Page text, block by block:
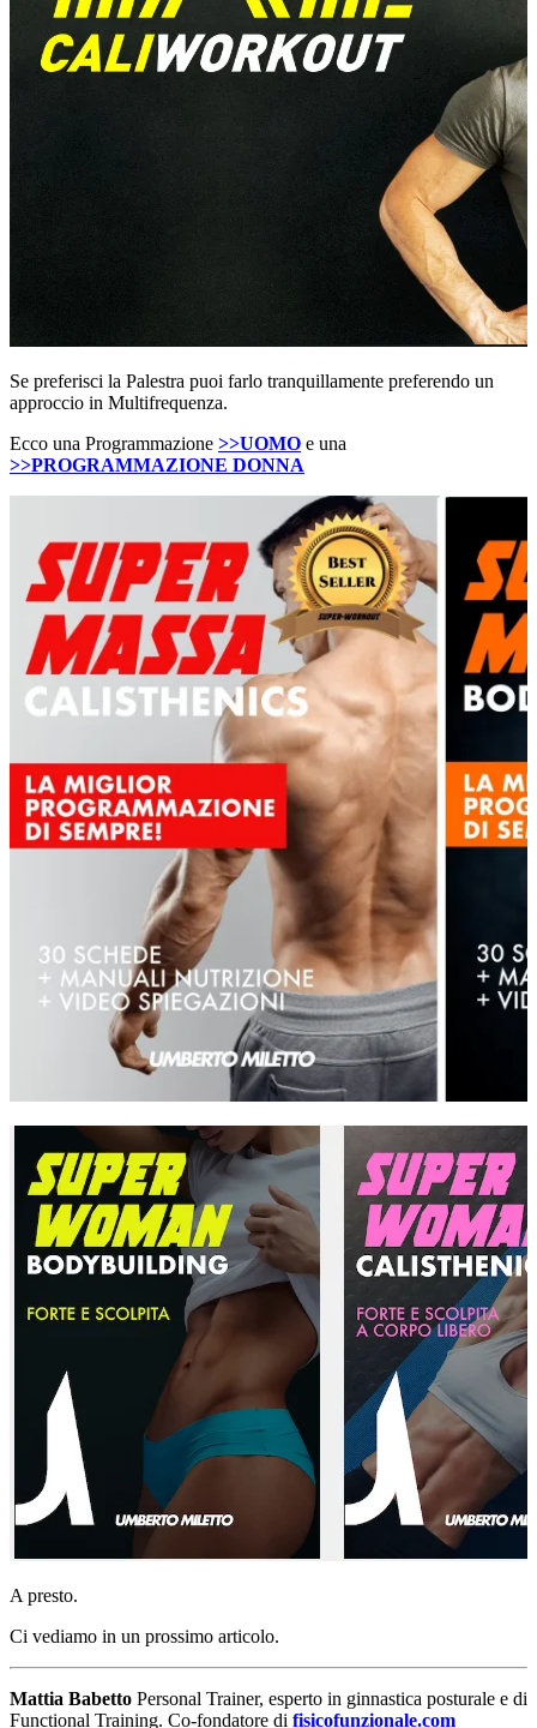
Se preferisci la Palestra puoi farlo tranquillamente preferendo un
approccio in Multifrequenza.
Ecco una Programmazione >>UOMO e una
>>PROGRAMMAZIONE DONNA
A presto.
Ci vediamo in un prossimo articolo.
Mattia Babetto Personal Trainer, esperto in ginnastica posturale e di
Functional Training. Co-fondatore di fisicofunzionale.com